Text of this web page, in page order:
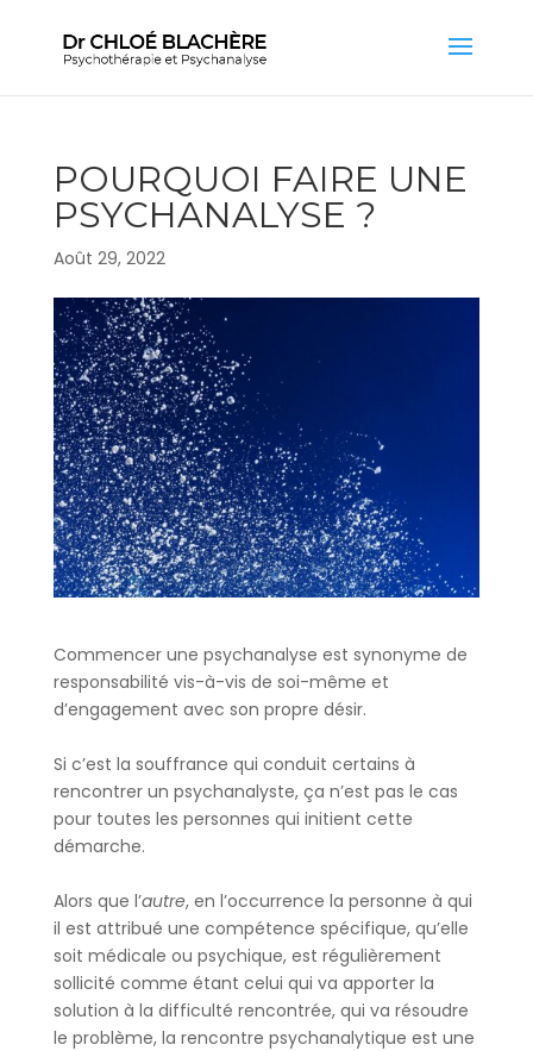
POURQUOI FAIRE UNE
PSYCHANALYSE ?
Août 29, 2022
Commencer une psychanalyse est synonyme de
responsabilité vis-à-vis de soi-même et
d’engagement avec son propre désir.
Si c’est la souffrance qui conduit certains à
rencontrer un psychanalyste, ça n’est pas le cas
pour toutes les personnes qui initient cette
démarche.
Alors que l’autre, en l’occurrence la personne à qui
il est attribué une compétence spécifique, qu’elle
soit médicale ou psychique, est régulièrement
sollicité comme étant celui qui va apporter la
solution à la difficulté rencontrée, qui va résoudre
le problème, la rencontre psychanalytique est une